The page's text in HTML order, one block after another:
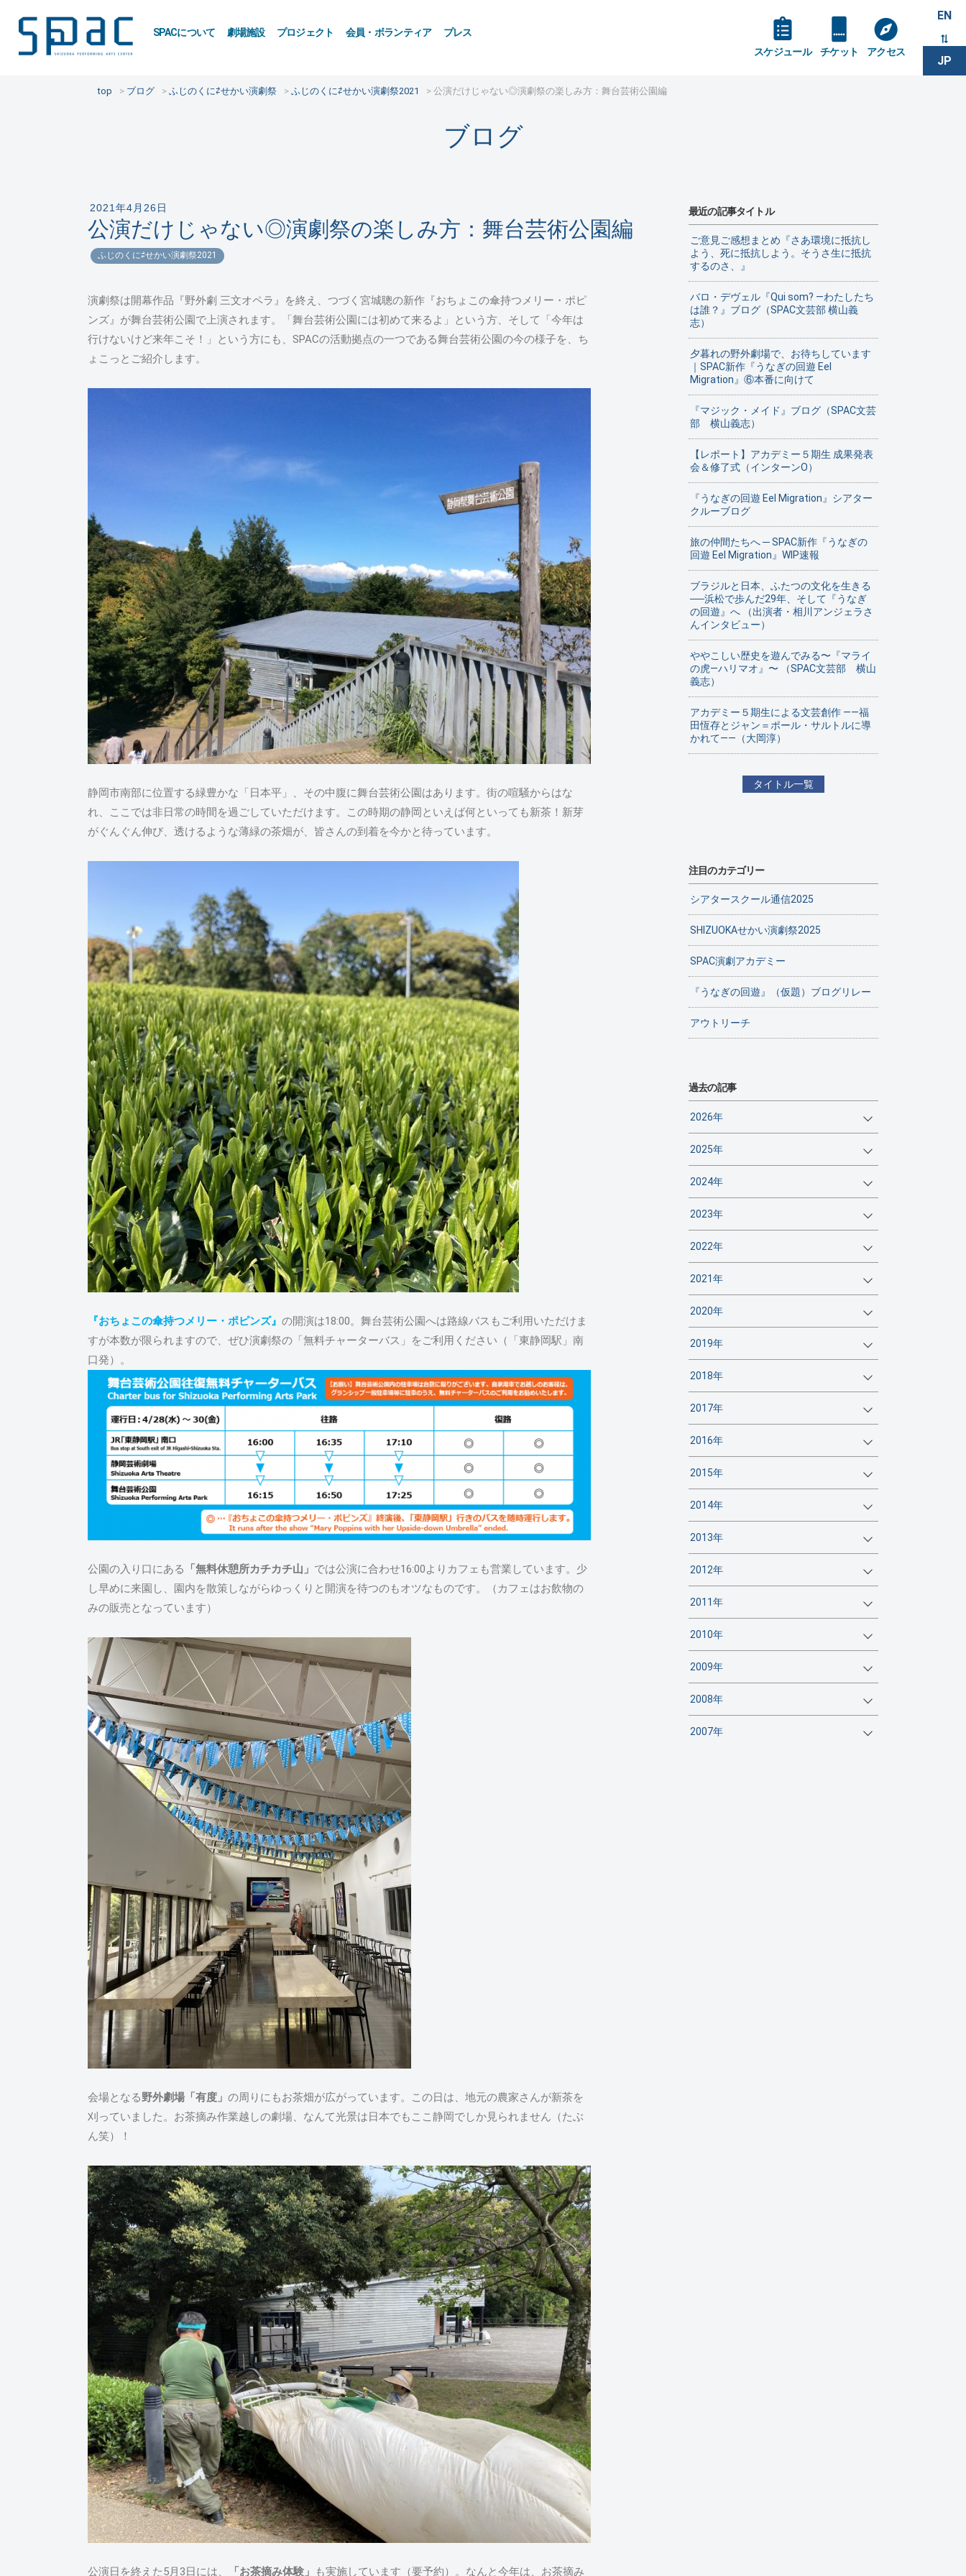
SPACについて 劇場施設 プロジェクト 会員・ボランティア プレス
EN
JP
スケジュール チケット アクセス
top ブログ ふじのくに⇄せかい演劇祭 ふじのくに⇄せかい演劇祭2021 公演だけじゃない◎演劇祭の楽しみ方：舞台芸術公園編
ブログ
2021年4月26日
公演だけじゃない◎演劇祭の楽しみ方：舞台芸術公園編
ふじのくに⇄せかい演劇祭2021
演劇祭は開幕作品『野外劇 三文オペラ』を終え、つづく宮城聰の新作『おちょこの傘持つメリー・ポピ
ンズ』が舞台芸術公園で上演されます。「舞台芸術公園には初めて来るよ」という方、そして「今年は
行けないけど来年こそ！」という方にも、SPACの活動拠点の一つである舞台芸術公園の今の様子を、ち
ょこっとご紹介します。
静岡市南部に位置する緑豊かな「日本平」、その中腹に舞台芸術公園はあります。街の喧騒からはな
れ、ここでは非日常の時間を過ごしていただけます。この時期の静岡といえば何といっても新茶！新芽
がぐんぐん伸び、透けるような薄緑の茶畑が、皆さんの到着を今かと待っています。
『おちょこの傘持つメリー・ポピンズ』 の開演は18:00。舞台芸術公園へは路線バスもご利用いただけま
すが本数が限られますので、ぜひ演劇祭の「無料チャーターバス」をご利用ください（「東静岡駅」南
口発）。
公園の入り口にある 「無料休憩所カチカチ山」 では公演に合わせ16:00よりカフェも営業しています。少
し早めに来園し、園内を散策しながらゆっくりと開演を待つのもオツなものです。（カフェはお飲物の
みの販売となっています）
会場となる野外劇場「有度」 の周りにもお茶畑が広がっています。この日は、地元の農家さんが新茶を
刈っていました。お茶摘み作業越しの劇場、なんて光景は日本でもここ静岡でしか見られません（たぶ
ん笑）！
公演日を終えた5月3日には、 「お茶摘み体験」 も実施しています（要予約）。なんと今年は、お茶摘み
最近の記事タイトル
ご意見ご感想まとめ『さあ環境に抵抗し
よう、死に抵抗しよう。そうさ生に抵抗
するのさ、』
バロ・デヴェル『Qui som? ―わたしたち
は誰？』ブログ（SPAC文芸部 横山義
志）
夕暮れの野外劇場で、お待ちしています
｜SPAC新作『うなぎの回遊 Eel
Migration』⑥本番に向けて
『マジック・メイド』ブログ（SPAC文芸
部 横山義志）
【レポート】アカデミー５期生 成果発表
会＆修了式（インターンO）
『うなぎの回遊 Eel Migration』シアター
クルーブログ
旅の仲間たちへ ─ SPAC新作『うなぎの
回遊 Eel Migration』WIP速報
ブラジルと日本、ふたつの文化を生きる
──浜松で歩んだ29年、そして『うなぎ
の回遊』へ （出演者・相川アンジェラさ
んインタビュー）
ややこしい歴史を遊んでみる〜『マライ
の虎—ハリマオ』〜 （SPAC文芸部 横山
義志）
アカデミー５期生による文芸創作 ——福
田恆存とジャン＝ポール・サルトルに導
かれて——（大岡淳）
タイトル一覧
注目のカテゴリー
シアタースクール通信2025
SHIZUOKAせかい演劇祭2025
SPAC演劇アカデミー
『うなぎの回遊』（仮題）ブログリレー
アウトリーチ
過去の記事
2026年
2025年
2024年
2023年
2022年
2021年
2020年
2019年
2018年
2017年
2016年
2015年
2014年
2013年
2012年
2011年
2010年
2009年
2008年
2007年